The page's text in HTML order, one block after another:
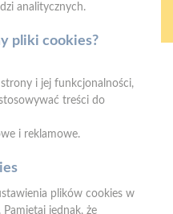
na terenie całej Polski
(parking, plac składowy,
Michelsona 19)
analitycznych.
pliki cookies?
i jej funkcjonalności,
treści do
i reklamowe.
plików cookies w
jednak, że